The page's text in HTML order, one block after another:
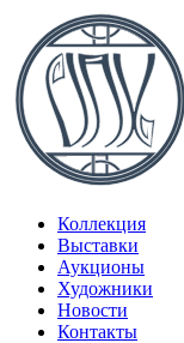
Коллекция
Выставки
Аукционы
Художники
Новости
Контакты